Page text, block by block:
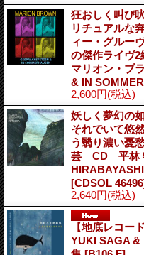
狂おしく叫び
リチュアルな
ィー・グルー
の傑作ライ
マリオン・ブ
& IN
2,600円(税込)
妖しく夢幻の
それでいて悠
う翳り濃い憂
芸 CD 平林
[CDSOL
2,640円(税込)
【地底レコー
YUKI SAGA &